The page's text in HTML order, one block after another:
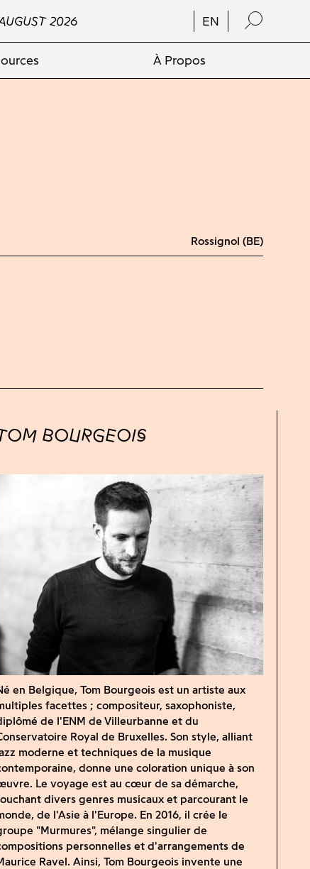
2026 EN
À Propos
Rossignol (BE)
BOURGEOIS
en Belgique, Tom Bourgeois est un artiste aux
facettes ; compositeur, saxophoniste,
de l'ENM de Villeurbanne et du
Royal de Bruxelles. Son style, alliant
moderne et techniques de la musique
donne une coloration unique à son
Le voyage est au cœur de sa démarche,
divers genres musicaux et parcourant le
de l'Asie à l'Europe. En 2016, il crée le
"Murmures", mélange singulier de
personnelles et d'arrangements de
Ravel. Ainsi, Tom Bourgeois invente une